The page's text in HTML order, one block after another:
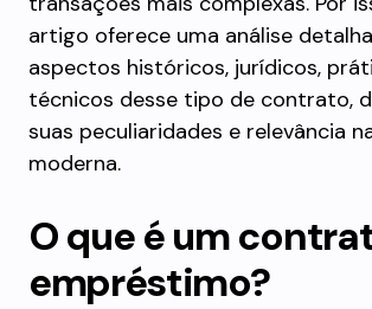
artigo oferece uma análise
aspectos históricos, jurídicos,
técnicos desse tipo de contrato,
suas peculiaridades e relevância
moderna.
O que é um
empréstimo?